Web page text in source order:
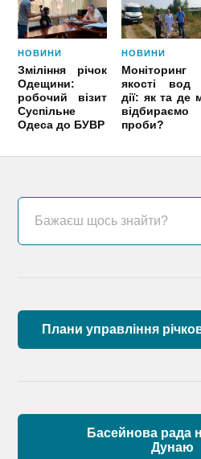
НОВИНИ
Зміління річок
Одещини:
робочий візит
Суспільне
Одеса до БУВР
НОВИНИ
Моніторинг
якості вод
дії: як та де
відбираємо
проби?
Плани управління
Басейнова рада
Дунаю